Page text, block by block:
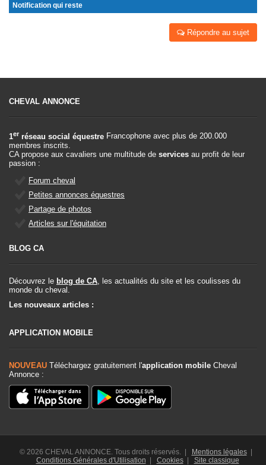
Notification qui reste
Répondre au sujet
CHEVAL ANNONCE
1er réseau social équestre Francophone avec plus de 200.000
membres inscrits.
CA propose aux cavaliers une multitude de services au profit de leur
passion :
Forum cheval
Petites annonces équestres
Partage de photos
Articles sur l'équitation
BLOG CA
Découvrez le blog de CA , les actualités du site et les coulisses du
monde du cheval.
Les nouveaux articles :
APPLICATION MOBILE
NOUVEAU Téléchargez gratuitement l'application mobile Cheval
Annonce :
© 2026 CHEVAL ANNONCE. Tous droits réservés. | Mentions légales|
Conditions Générales d'Utilisation | Cookies| Site classique